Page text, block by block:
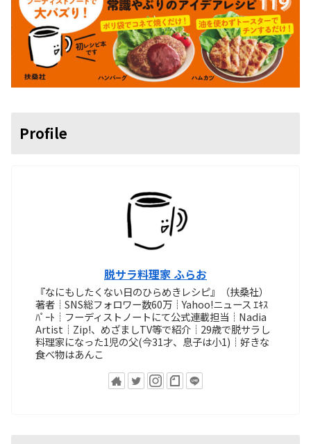
Profile
脱サラ料理家 ふらお
『なにもしたくない日のひらめきレシピ』（扶桑社）
著者┊SNS総フォロワー数60万┊Yahoo!ニュース ｴｷｽ
ﾊﾟｰﾄ┊フーディストノートにて公式連載担当┊Nadia
Artist┊Zip!、めざましTV等で紹介┊29歳で脱サラし
料理家になった1児の父(今31才、息子は小1)┊好きな
食べ物はあんこ